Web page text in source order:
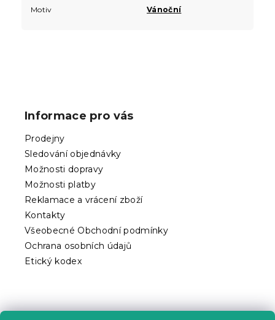
Motiv
Vánoční
Informace pro vás
Prodejny
Sledování objednávky
Možnosti dopravy
Možnosti platby
Reklamace a vrácení zboží
Kontakty
Všeobecné Obchodní podmínky
Ochrana osobních údajů
Etický kodex